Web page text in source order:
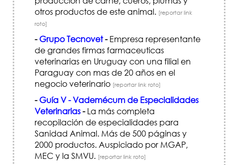
otros productos de este animal. [reportar link
roto]
- Grupo Tecnovet-Empresa representante
de grandes firmas farmaceuticas
veterinarias en Uruguay con una filial en
Paraguay con mas de 20 años en el
negocio veterinario [reportar link roto]
- Guía V - Vademécum de Especialidades
Veterinarias-La más completa
recopilación de especialidades para
Sanidad Animal. Más de 500 páginas y
2000 productos. Auspiciado por MGAP,
MEC y la SMVU. [reportar link roto]